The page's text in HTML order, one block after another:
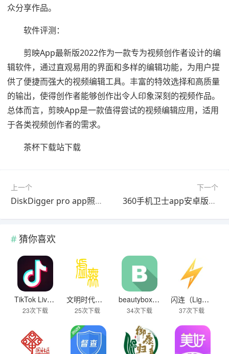
众分享作品。
软件评测：
剪映App最新版2022作为一款专为视频创作者设计的编
辑软件，通过直观易用的界面和多样的编辑功能，为用户提
供了便捷而强大的视频编辑工具。丰富的特效选择和高质量
的输出，使得创作者能够创作出令人印象深刻的视频作品。
总体而言，剪映App是一款值得尝试的视频编辑应用，适用
于各类视频创作者的需求。
茶杯下载站下载
上一个
DiskDigger pro app照片恢复下载
下一个
360手机卫士app安卓版下载
猜你喜欢
TikTok Live Wallpaper
23次下载
文明时代下载破解版无限金币最新版
25次下载
beautybox 小绿盒正版最新免费下载
34次下载
闪连（LightningX）加速器app
37次下载